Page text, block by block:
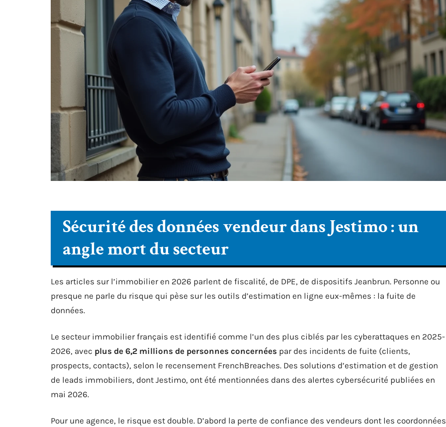
Sécurité des données vendeur dans Jestimo : un
angle mort du secteur
Les articles sur l’immobilier en 2026 parlent de fiscalité, de DPE, de dispositifs Jeanbrun. Personne ou
presque ne parle du risque qui pèse sur les outils d’estimation en ligne eux-mêmes : la fuite de
données.
Le secteur immobilier français est identifié comme l’un des plus ciblés par les cyberattaques en 2025-
2026, avec plus de 6,2 millions de personnes concernées par des incidents de fuite (clients,
prospects, contacts), selon le recensement FrenchBreaches. Des solutions d’estimation et de gestion
de leads immobiliers, dont Jestimo, ont été mentionnées dans des alertes cybersécurité publiées en
mai 2026.
Pour une agence, le risque est double. D’abord la perte de confiance des vendeurs dont les coordonnées